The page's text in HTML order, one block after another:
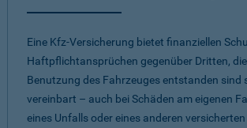
Eine Kfz-Versicherung bietet finanziellen
Haftpflichtansprüchen gegenüber Dritten,
Benutzung des Fahrzeuges entstanden sind
vereinbart – auch bei Schäden am eigenen
eines Unfalls oder eines anderen versicherten